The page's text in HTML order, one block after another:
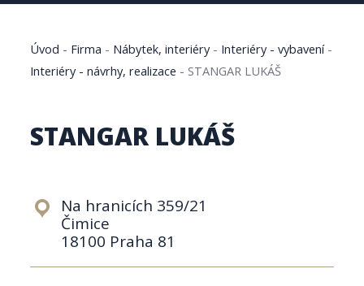
Úvod - Firma - Nábytek, interiéry- Interiéry - vybavení-
Interiéry - návrhy, realizace - STANGAR LUKÁŠ
STANGAR LUKÁŠ
Na hranicích 359/21
Čimice
18100 Praha 81